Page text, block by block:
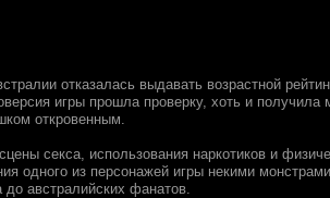
отказалась выдавать возрастной
игры прошла проверку, хоть и
откровенным.
секса, использования наркотиков и
одного из персонажей игры некими
австралийских фанатов.